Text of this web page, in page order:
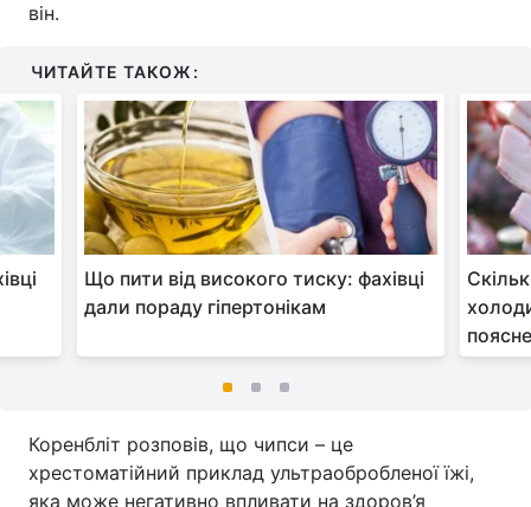
він.
ЧИТАЙТЕ ТАКОЖ:
Що пити від високого тиску: фахівці
дали пораду гіпертонікам
Коренбліт розповів, що чипси – це
хрестоматійний приклад ультраобробленої їжі,
яка може негативно впливати на здоров’я